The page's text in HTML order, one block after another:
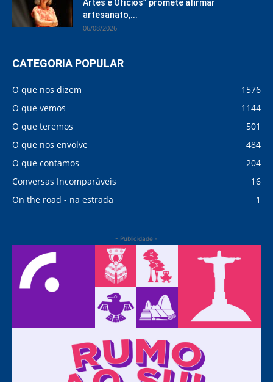
Artes e Ofícios” promete afirmar
artesanato,...
06/08/2026
CATEGORIA POPULAR
O que nos dizem
1576
O que vemos
1144
O que teremos
501
O que nos envolve
484
O que contamos
204
Conversas Incomparáveis
16
On the road - na estrada
1
- Publicidade -